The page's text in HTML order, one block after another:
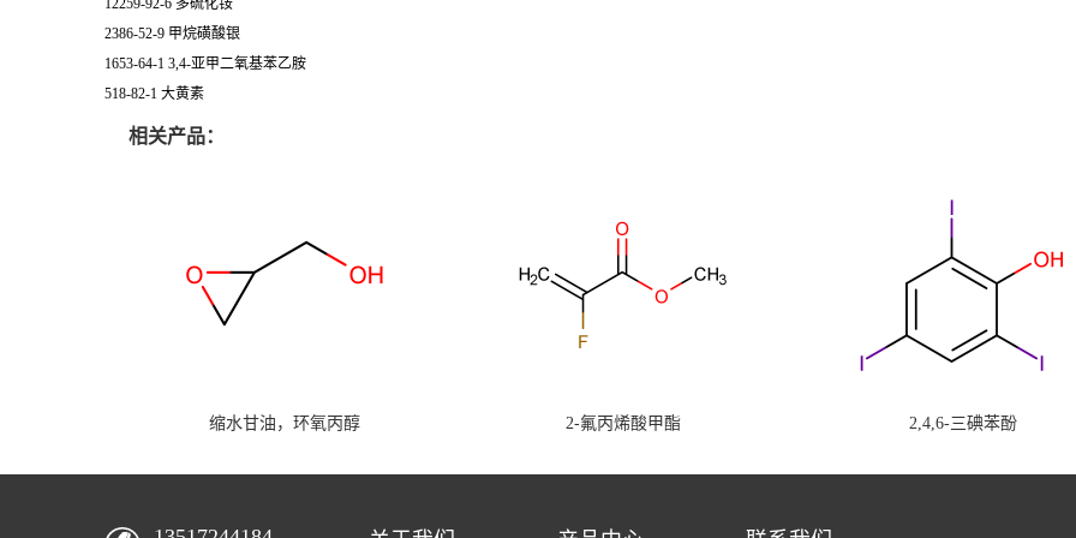
2386-52-9 甲烷磺酸银
1653-64-1 3,4-亚甲二氧基苯乙胺
518-82-1 大黄素
相关产品：
缩水甘油，环氧丙醇 2-氟丙烯酸甲酯 2,4,6-三碘苯酚